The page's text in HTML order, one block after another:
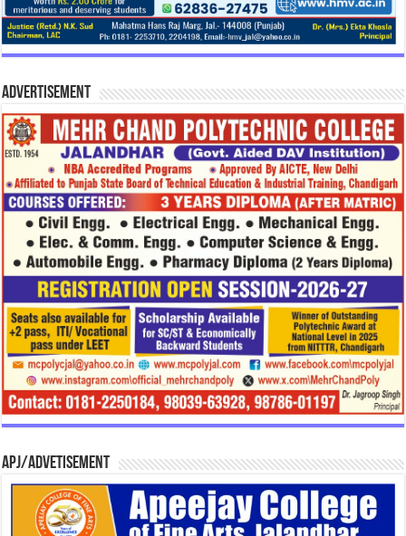
Advertisement
APJ/Advetisement